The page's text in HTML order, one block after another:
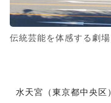
伝統芸能を体感する劇場
水天宮（東京都中央区）